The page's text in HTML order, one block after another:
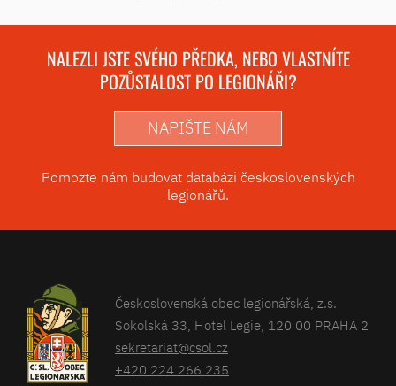
NALEZLI JSTE SVÉHO PŘEDKA, NEBO VLASTNÍTE
POZŮSTALOST PO LEGIONÁŘI?
NAPIŠTE NÁM
Pomozte nám budovat databázi československých
legionářů.
Československá obec legionářská, z.s.
Sokolská 33, Hotel Legie, 120 00 PRAHA 2
sekretariat@csol.cz
+420 224 266 235